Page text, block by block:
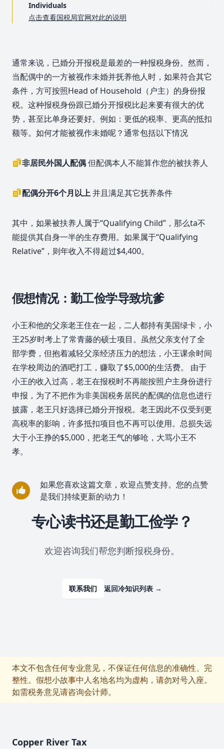
Individuals
点击查看国税局官网对此的说明
通常来说，已婚分开报税是最差的一种报税身份。然而，
当配偶中的一方被视作未婚并抚养他人时，如果符合其它
条件，方可按照Head of Household（户主）的身份报
税。这种报税身份跟已婚分开报税比起来要有很大的优
势，甚至比单身还要好。例如：更低的税率、更高的抵扣
额等。如何才能被视作未婚呢？通常包括以下情况
非居民外国人配偶但配偶本人不能算作您的被扶养人
配偶分开6个月以上并且满足其它抚养条件
其中，如果被扶养人属于“Qualifying Child”，那么ta不
能提供其自身一半的生存费用。如果属于“Qualifying
Relative”，则年收入不得超过$4,400。
假想情况：勤工俭学导致坑爹
小王和他的父亲老王住在一起，二人都持有美国绿卡，小
王25岁时考上了常青藤的硕士项目。虽然父亲支付了全
部学费，但抱着减轻父亲经济压力的想法，小王课余时间
在学校周边的酒吧打工，赚取了$5,000的生活费。 由于
小王的收入过高，老王在报税时不再能按照户主身份进行
申报，为了不把作为非美国税务居民的配偶的信息也进行
披露，老王只好选择已婚分开报税。老王因此不仅受到更
高税率的影响，许多抵扣项目也不再可以使用。总损失远
大于小王挣的$5,000，把老王气的够呛，大骂小王不
孝。
如果您喜欢这篇文章，欢迎点赞支持。您的点赞
是我们持续更新的动力！
专心读书还是勤工俭学？
欢迎咨询我们帮您判断报税身份。
联系我们 返回冷知识列表 →
本文不包含任何专业意见，不保证任何信息的准确性、完
整性。假想小故事中人名地名均为虚构，请勿对号入座。
如需税务意见请咨询会计师。
Copper River Tax